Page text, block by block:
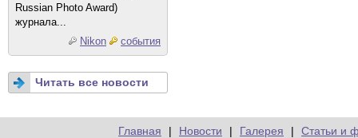
Russian Photo Award)
журнала...
Nikon
события
Читать все новости
Главная | Новости | Галерея | Статьи и